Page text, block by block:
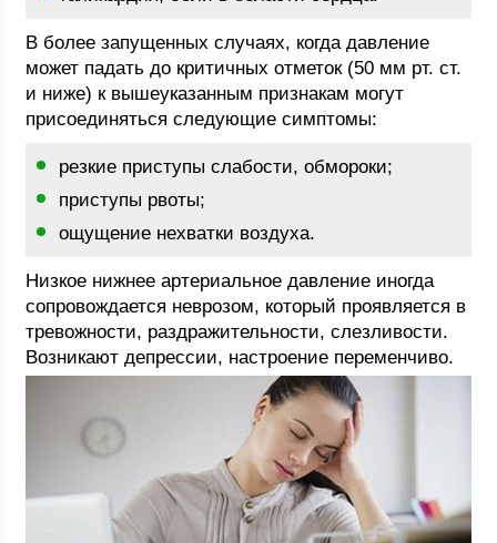
В более запущенных случаях, когда давление
может падать до критичных отметок (50 мм рт. ст.
и ниже) к вышеуказанным признакам могут
присоединяться следующие симптомы:
резкие приступы слабости, обмороки;
приступы рвоты;
ощущение нехватки воздуха.
Низкое нижнее артериальное давление иногда
сопровождается неврозом, который проявляется в
тревожности, раздражительности, слезливости.
Возникают депрессии, настроение переменчиво.